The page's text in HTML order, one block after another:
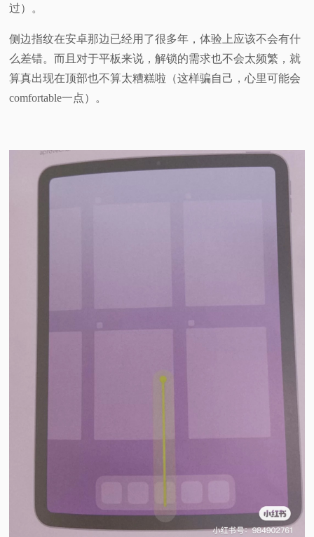
过）。
侧边指纹在安卓那边已经用了很多年，体验上应该不会有什
么差错。而且对于平板来说，解锁的需求也不会太频繁，就
算真出现在顶部也不算太糟糕啦（这样骗自己，心里可能会
comfortable一点）。